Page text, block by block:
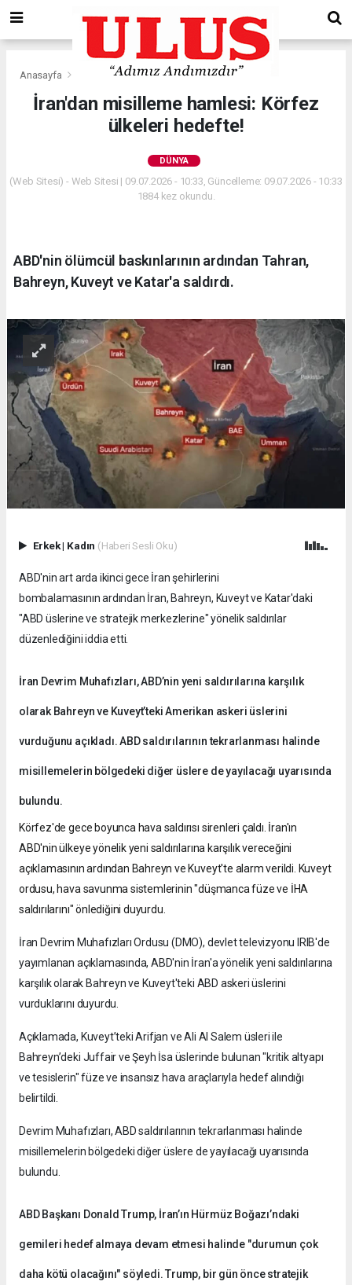
Anasayfa
İran'dan misilleme hamlesi: Körfez
ülkeleri hedefte!
DÜNYA
(Web Sitesi) - Web Sitesi | 09.07.2026 - 10:33, Güncelleme: 09.07.2026 - 10:33
1884 kez okundu.
ABD'nin ölümcül baskınlarının ardından Tahran,
Bahreyn, Kuveyt ve Katar'a saldırdı.
Erkek| Kadın (Haberi Sesli Oku)
ABD'nin art arda ikinci gece İran şehirlerini
bombalamasının ardından İran, Bahreyn, Kuveyt ve Katar'daki
"ABD üslerine ve stratejik merkezlerine" yönelik saldırılar
düzenlediğini iddia etti.
İran Devrim Muhafızları, ABD’nin yeni saldırılarına karşılık
olarak Bahreyn ve Kuveyt’teki Amerikan askeri üslerini
vurduğunu açıkladı. ABD saldırılarının tekrarlanması halinde
misillemelerin bölgedeki diğer üslere de yayılacağı uyarısında
bulundu.
Körfez'de gece boyunca hava saldırısı sirenleri çaldı. İran'ın
ABD'nin ülkeye yönelik yeni saldırılarına karşılık vereceğini
açıklamasının ardından Bahreyn ve Kuveyt'te alarm verildi. Kuveyt
ordusu, hava savunma sistemlerinin "düşmanca füze ve İHA
saldırılarını" önlediğini duyurdu.
İran Devrim Muhafızları Ordusu (DMO), devlet televizyonu IRIB'de
yayımlanan açıklamasında, ABD'nin İran'a yönelik yeni saldırılarına
karşılık olarak Bahreyn ve Kuveyt'teki ABD askeri üslerini
vurduklarını duyurdu.
Açıklamada, Kuveyt’teki Arifjan ve Ali Al Salem üsleri ile
Bahreyn’deki Juffair ve Şeyh İsa üslerinde bulunan "kritik altyapı
ve tesislerin" füze ve insansız hava araçlarıyla hedef alındığı
belirtildi.
Devrim Muhafızları, ABD saldırılarının tekrarlanması halinde
misillemelerin bölgedeki diğer üslere de yayılacağı uyarısında
bulundu.
ABD Başkanı Donald Trump, İran’ın Hürmüz Boğazı’ndaki
gemileri hedef almaya devam etmesi halinde "durumun çok
daha kötü olacağını" söyledi. Trump, bir gün önce stratejik